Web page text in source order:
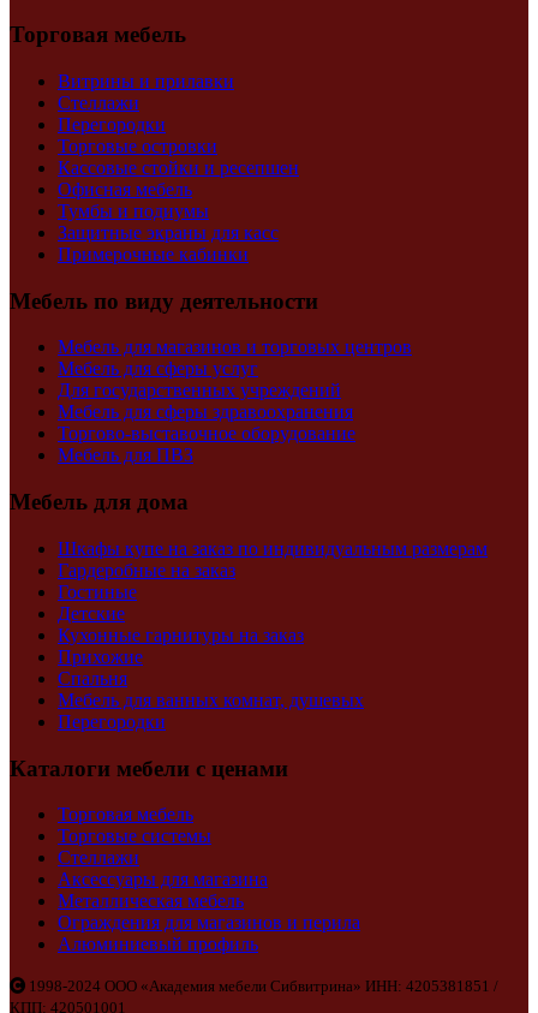
Торговая мебель
Витрины и прилавки
Стеллажи
Перегородки
Торговые островки
Кассовые стойки и ресепшен
Офисная мебель
Тумбы и подиумы
Защитные экраны для касс
Примерочные кабинки
Мебель по виду деятельности
Мебель для магазинов и торговых центров
Мебель для сферы услуг
Для государственных учреждений
Мебель для сферы здравоохранения
Торгово-выставочное оборудование
Мебель для ПВЗ
Мебель для дома
Шкафы купе на заказ по индивидуальным размерам
Гардеробные на заказ
Гостиные
Детские
Кухонные гарнитуры на заказ
Прихожие
Спальня
Мебель для ванных комнат, душевых
Перегородки
Каталоги мебели с ценами
Торговая мебель
Торговые системы
Стеллажи
Аксессуары для магазина
Металлическая мебель
Ограждения для магазинов и перила
Алюминиевый профиль
1998-2024 ООО «Академия мебели Сибвитрина» ИНН: 4205381851 /
КПП: 420501001